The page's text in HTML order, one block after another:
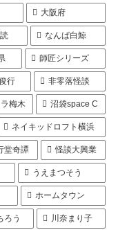
大阪府
なんば白鯨
師匠シリーズ
行 非零落怪談
梅木 沼袋space C
ネイキッドロフト横浜
堂奇譚 怪談大興業
うえまつそう
ホームタウン
ろう 川奈まり子